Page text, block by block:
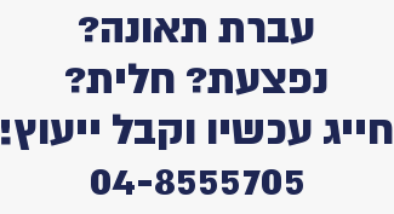
עברת תאונה?
נפצעת? חלית?
חייג עכשיו וקבל ייעוץ!
04-8555705